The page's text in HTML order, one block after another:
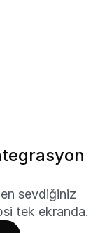
sevdiğiniz
tek ekranda.